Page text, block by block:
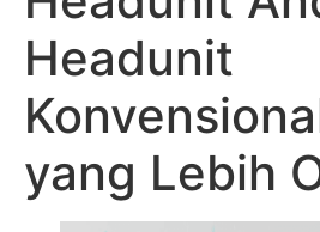
Headunit
yang Lebih